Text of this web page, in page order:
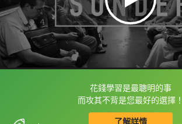
花錢學習是最聰明的事
而攻其不背是您最好的選擇！
了解詳情
框選或點兩下字幕可以直接查字